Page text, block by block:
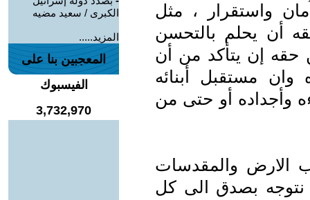
واستقرار ، مثل
أن يحلم بالتحسن
حقه إن يتأكد من أن
مستقبل أبنائه
وأجداده أو حتى من
والمقدسات
نتوجه بصدق الى كل
الكبرى / سعيد مضيه
المزيد.....
المعجبين بنا على
الفيسبوك
3,732,970